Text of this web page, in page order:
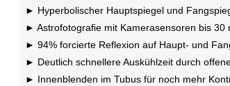
Hyperbolischer Hauptspiegel und
Astrofotografie mit Kamerasensoren bis
94% forcierte Reflexion auf Haupt- und
Deutlich schnellere Auskühlzeit durch
Innenblenden im Tubus für noch mehr